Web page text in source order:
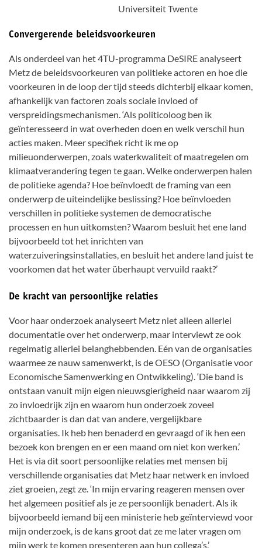
Universiteit Twente
Convergerende beleidsvoorkeuren
Als onderdeel van het 4TU-programma DeSIRE analyseert
Metz de beleidsvoorkeuren van politieke actoren en hoe die
voorkeuren in de loop der tijd steeds dichterbij elkaar komen,
afhankelijk van factoren zoals sociale invloed of
verspreidingsmechanismen. ‘Als politicoloog ben ik
geïnteresseerd in wat overheden doen en welk verschil hun
acties maken. Meer specifiek richt ik me op
milieuonderwerpen, zoals waterkwaliteit of maatregelen om
klimaatverandering tegen te gaan. Welke onderwerpen halen
de politieke agenda? Hoe beïnvloedt de framing van een
onderwerp de uiteindelijke beslissing? Hoe beïnvloeden
verschillen in politieke systemen de democratische
processen en hun uitkomsten? Waarom besluit het ene land
bijvoorbeeld tot het inrichten van
waterzuiveringsinstallaties, en besluit het andere land juist te
voorkomen dat het water überhaupt vervuild raakt?’
De kracht van persoonlijke relaties
Voor haar onderzoek analyseert Metz niet alleen allerlei
documentatie over het onderwerp, maar interviewt ze ook
regelmatig allerlei belanghebbenden. Eén van de organisaties
waarmee ze nauw samenwerkt, is de OESO (Organisatie voor
Economische Samenwerking en Ontwikkeling). ‘Die band is
ontstaan vanuit mijn eigen nieuwsgierigheid naar waarom zij
zo invloedrijk zijn en waarom hun onderzoek zoveel
zichtbaarder is dan dat van andere, vergelijkbare
organisaties. Ik heb hen benaderd en gevraagd of ik hen een
bezoek kon brengen en er een maand om niet kon werken.’
Het is via dit soort persoonlijke relaties met mensen bij
verschillende organisaties dat Metz haar netwerk en invloed
ziet groeien, zegt ze. ‘In mijn ervaring reageren mensen over
het algemeen positief als je ze persoonlijk benadert. Als ik
bijvoorbeeld iemand bij een ministerie heb geïnterviewd voor
mijn onderzoek, is de kans groot dat ze me later vragen om
mijn werk te komen presenteren aan hun collega’s.’